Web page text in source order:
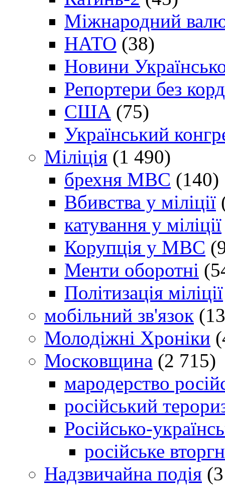
Міжнародний
НАТО (38)
Новини
Репортери без
США (75)
Український
Міліція (1 490)
брехня МВС (140)
Вбивства у міліції
катування у міліції
Корупція у МВС
Менти оборотні
Політизація міліції
мобільний зв'язок
Молодіжні Хроніки
Московщина (2 715)
мародерство
російський
Російсько-
російське
Надзвичайна подія